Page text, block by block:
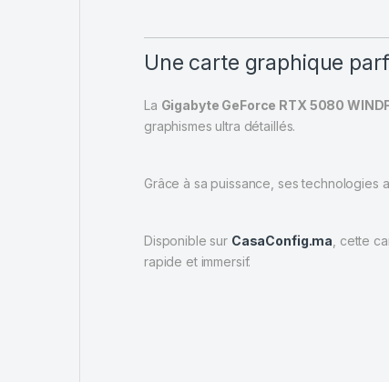
Une carte graphique
La Gigabyte GeForce RTX 5080
graphismes ultra détaillés.
Grâce à sa puissance, ses
Disponible sur CasaConfig.ma , cette
rapide et immersif.